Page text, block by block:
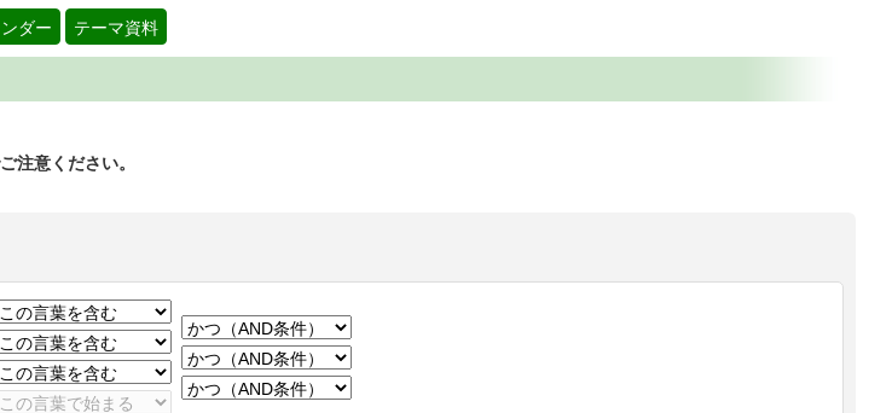
ダー テーマ資料
注意ください。